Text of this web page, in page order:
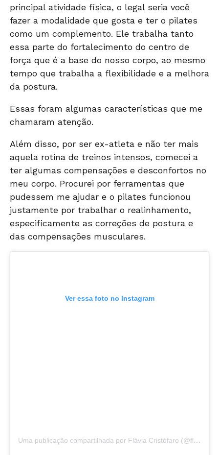
principal atividade física, o legal seria você
fazer a modalidade que gosta e ter o pilates
como um complemento. Ele trabalha tanto
essa parte do fortalecimento do centro de
força que é a base do nosso corpo, ao mesmo
tempo que trabalha a flexibilidade e a melhora
da postura.
Essas foram algumas características que me
chamaram atenção.
Além disso, por ser ex-atleta e não ter mais
aquela rotina de treinos intensos, comecei a
ter algumas compensações e desconfortos no
meu corpo. Procurei por ferramentas que
pudessem me ajudar e o pilates funcionou
justamente por trabalhar o realinhamento,
especificamente as correções de postura e
das compensações musculares.
Ver essa foto no Instagram
U
ma publicação compartilhada por Flávia Cristófaro (@flacristofaro)